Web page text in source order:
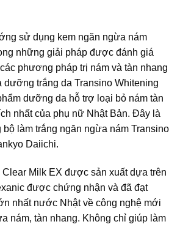
sử dụng kem ngăn ngừa nám
những giải pháp được đánh giá
phương pháp trị nám và tàn nhang
dưỡng trắng da Transino Whitening
dưỡng da hỗ trợ loại bỏ nám tàn
nhất của phụ nữ Nhật Bản. Đây là
bộ làm trắng ngăn ngừa nám Transino
Daiichi.
Milk EX được sản xuất dựa trên
được chứng nhận và đã đạt
nhất nước Nhật về công nghệ mới
nám, tàn nhang. Không chỉ giúp làm